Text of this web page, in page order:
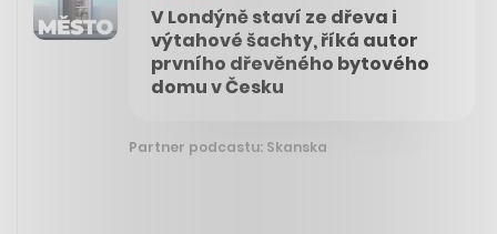
V Londýně staví ze dřeva i
výtahové šachty, říká autor
prvního dřevěného bytového
domu v Česku
Partner podcastu: Skanska